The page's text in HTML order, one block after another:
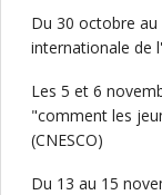
Du 30 octobre au
internationale de
Les 5 et 6
"comment les
(CNESCO)
Du 13 au 15